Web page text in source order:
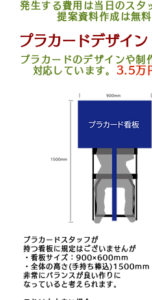
発生する費用は当日のスタ
提案資料作成は無
プラカードデザイン
プラカードのデザインや制
​対応しています。 3.5万
プラカードスタッフが
持つ看板に規定はございませんが
・看板サイズ：900×600mm
・全体の​高さ(手持ち棒込)1500mm
非常にバランスが良い作りに
なっていると考えられます。